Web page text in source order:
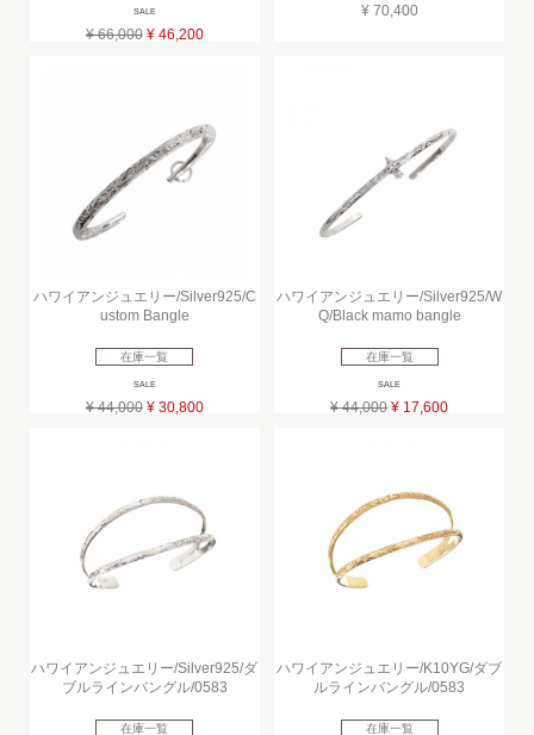
SALE
¥ 66,000 ¥ 46,200
¥ 70,400
ハワイアンジュエリー/Silver925/C
ustom Bangle
在庫一覧
SALE
¥ 44,000 ¥ 30,800
ハワイアンジュエリー/Silver925/W
Q/Black mamo bangle
在庫一覧
SALE
¥ 44,000 ¥ 17,600
ハワイアンジュエリー/Silver925/ダ
ブルラインバングル/0583
在庫一覧
ハワイアンジュエリー/K10YG/ダブ
ルラインバングル/0583
在庫一覧